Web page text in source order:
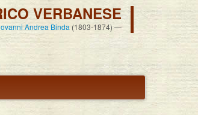
VERBANESE
Andrea Binda (1803-1874)